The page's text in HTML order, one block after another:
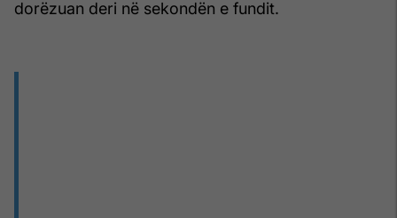
dorëzuan deri në sekondën e fundit.